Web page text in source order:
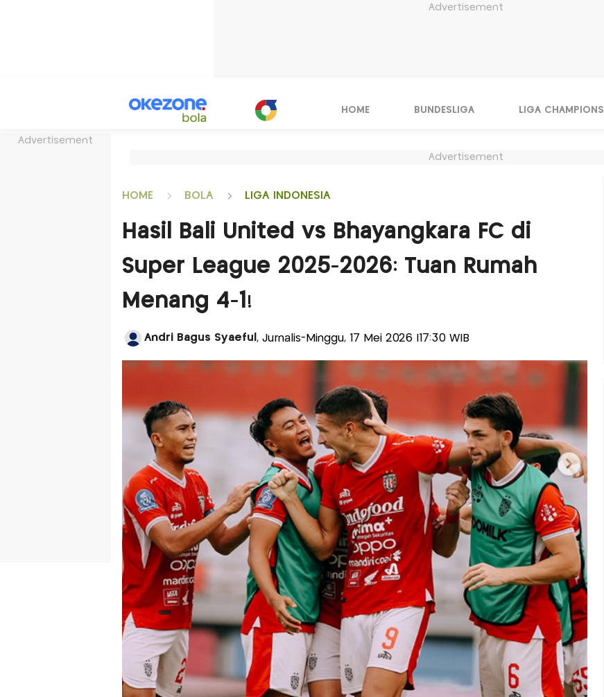
Advertisement
Advertisement
HOME BUNDESLIGA LIGA CHAMPIONS
Advertisement
HOME BOLA LIGA INDONESIA
Hasil Bali United vs Bhayangkara FC di
Super League 2025-2026: Tuan Rumah
Menang 4-1!
Andri Bagus Syaeful , Jurnalis-Minggu, 17 Mei 2026 |17:30 WIB